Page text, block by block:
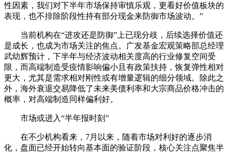
性因素，我们对下半年市场保持审慎乐观，更看好价值板块的
表现，也不排除阶段性持有部分现金来防御市场波动。”
当前机构在“进攻还是防御”上已现分歧，后续选择价值还
是成长，也成为市场关注的焦点。广发基金宏观策略部总经理
武幼辉预计，下半年与经济波动相关度高的行业修复空间受
限，而高端制造受疫情影响偏小且有政策扶持，恢复弹性相对
更大，尤其是需求相对刚性或有增量逻辑的细分领域。除此之
外，海外衰退交易降低了未来美债利率和大宗商品价格冲击的
概率，对高端制造同样偏利好。
市场或进入“半年报时刻”
在不少机构看来，7月以来，随着市场对利好的逐步消
化，盘面已经开始转向基本面的验证阶段，核心关注点聚焦半